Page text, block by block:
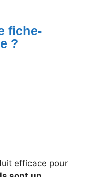
fiche-
?
efficace pour